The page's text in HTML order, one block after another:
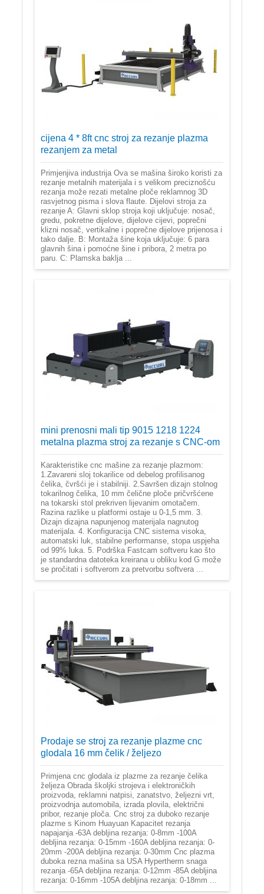
cijena 4 * 8ft cnc stroj za rezanje plazma
rezanjem za metal
Primjenjiva industrija Ova se mašina široko koristi za
rezanje metalnih materijala i s velikom preciznošću
rezanja može rezati metalne ploče reklamnog 3D
rasvjetnog pisma i slova flaute. Dijelovi stroja za
rezanje A: Glavni sklop stroja koji uključuje: nosač,
gredu, pokretne dijelove, dijelove cijevi, poprečni
klizni nosač, vertikalne i poprečne dijelove prijenosa i
tako dalje. B: Montaža šine koja uključuje: 6 para
glavnih šina i pomoćne šine i pribora, 2 metra po
paru. C: Plamska baklja ...
mini prenosni mali tip 9015 1218 1224
metalna plazma stroj za rezanje s CNC-om
Karakteristike cnc mašine za rezanje plazmom:
1.Zavareni sloj tokarilice od debelog profilisanog
čelika, čvršći je i stabilniji. 2.Savršen dizajn stolnog
tokarilnog čelika, 10 mm čelične ploče pričvršćene
na tokarski stol prekriven lijevanim omotačem.
Razina razlike u platformi ostaje u 0-1,5 mm. 3.
Dizajn dizajna napunjenog materijala nagnutog
materijala. 4. Konfiguracija CNC sistema visoka,
automatski luk, stabilne performanse, stopa uspjeha
od 99% luka. 5. Podrška Fastcam softveru kao što
je standardna datoteka kreirana u obliku kod G može
se pročitati i softverom za pretvorbu softvera ...
Prodaje se stroj za rezanje plazme cnc
glodala 16 mm čelik / željezo
Primjena cnc glodala iz plazme za rezanje čelika
željeza Obrada školjki strojeva i elektroničkih
proizvoda, reklamni natpisi, zanatstvo, željezni vrt,
proizvodnja automobila, izrada plovila, električni
pribor, rezanje ploča. Cnc stroj za duboko rezanje
plazme s Kinom Huayuan Kapacitet rezanja
napajanja -63A debljina rezanja: 0-8mm -100A
debljina rezanja: 0-15mm -160A debljina rezanja: 0-
20mm -200A debljina rezanja: 0-30mm Cnc plazma
duboka rezna mašina sa USA Hypertherm snaga
rezanja -65A debljina rezanja: 0-12mm -85A debljina
rezanja: 0-16mm -105A debljina rezanja: 0-18mm ...